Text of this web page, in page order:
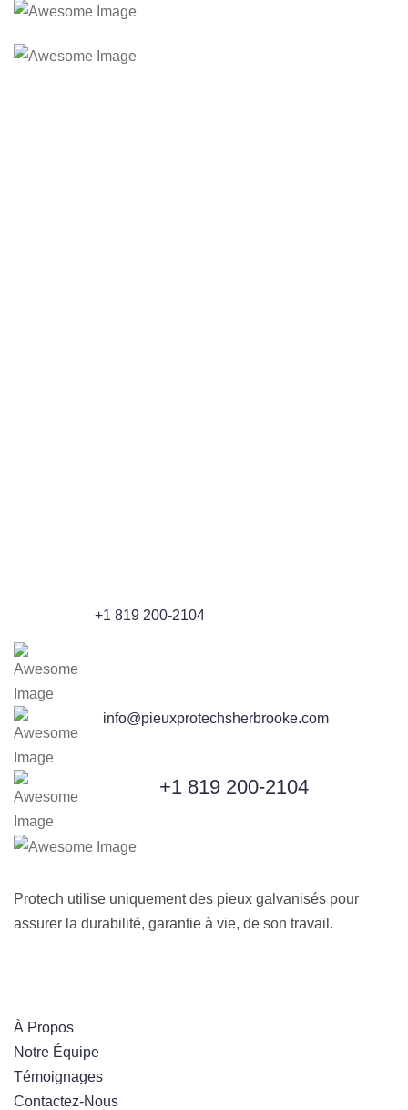
+1 819 200-2104
info@pieuxprotechsherbrooke.com
+1 819 200-2104
Protech utilise uniquement des pieux galvanisés pour
assurer la durabilité, garantie à vie, de son travail.
À Propos
Notre Équipe
Témoignages
Contactez-Nous